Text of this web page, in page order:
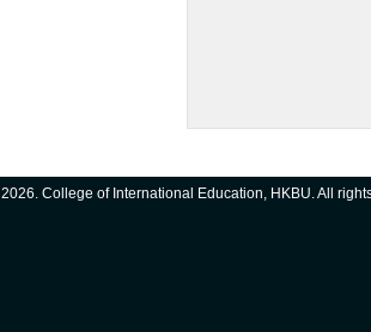
2026. College of International Education, HKBU. All